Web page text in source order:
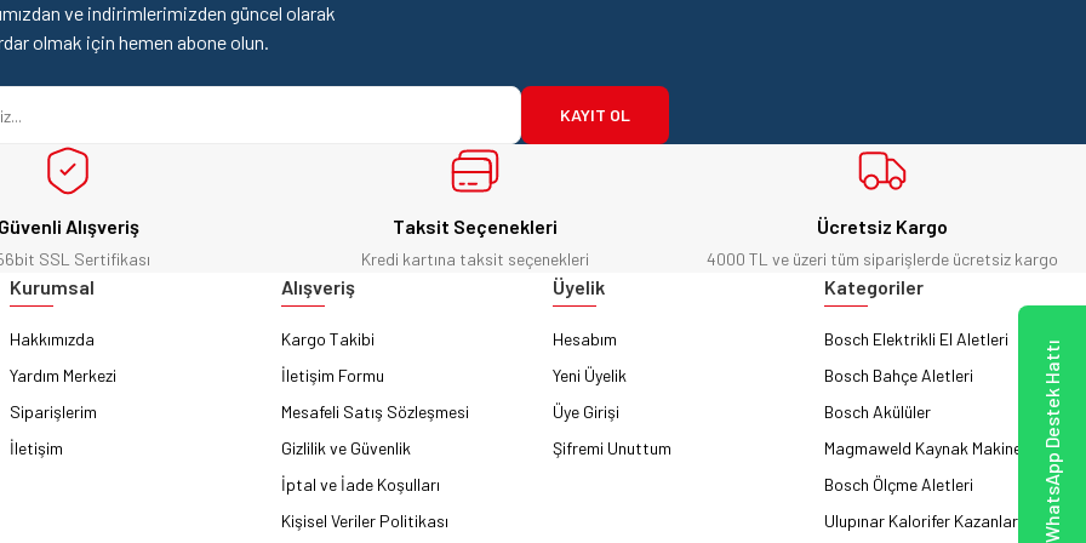
Bosch
Bosch X-LOCK Seramik Kesme Diski (115 mm - Orijinal Bosch Aksesuar) - 2608615131
ve indirimlerimizden güncel olarak
olmak için hemen abone olun.
KAYIT OL
Güvenli Alışveriş
SSL Sertifikası
Taksit Seçenekleri
Kredi kartına taksit seçenekleri
Ücretsiz Kargo
4000 TL ve üzeri tüm siparişlerde ücretsiz kargo
Kurumsal
Hakkımızda
Yardım Merkezi
Siparişlerim
İletişim
Alışveriş
Kargo Takibi
İletişim Formu
Mesafeli Satış Sözleşmesi
Gizlilik ve Güvenlik
İptal ve İade Koşulları
Kişisel Veriler Politikası
Üyelik
Hesabım
Yeni Üyelik
Üye Girişi
Şifremi Unuttum
Kategoriler
Bosch Elektrikli El Aletleri
Bosch Bahçe Aletleri
Bosch Akülüler
Magmaweld Kaynak Makineleri
Bosch Ölçme Aletleri
Ulupınar Kalorifer Kazanları
WhatsApp Destek Hattı